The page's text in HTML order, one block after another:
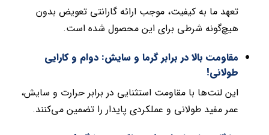
تعهد ما به کیفیت، موجب ارائه گارانتی تعویض بدون
هیچ‌گونه شرطی برای این محصول شده است.
مقاومت بالا در برابر گرما و سایش: دوام و کارایی
طولانی!
این لنت‌ها با مقاومت استثنایی در برابر حرارت و سایش،
عمر مفید طولانی و عملکردی پایدار را تضمین می‌کنند.